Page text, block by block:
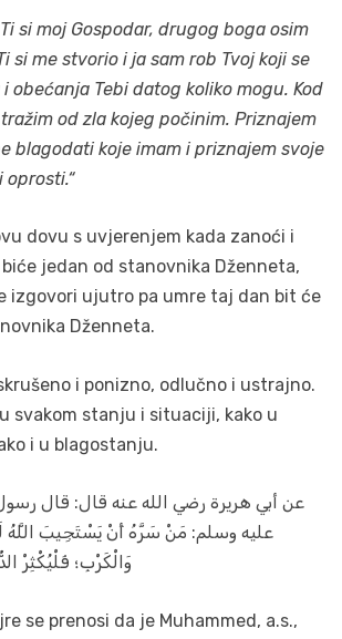
si moj Gospodar, drugog boga osim
si me stvorio i ja sam rob Tvoj koji se
obećanja Tebi datog koliko mogu. Kod
od zla kojeg počinim. Priznajem
blagodati koje imam i priznajem svoje
dovu s uvjerenjem kada zanoći i
jedan od stanovnika Dženneta,
izgovori ujutro pa umre taj dan bit će
Dženneta.
i ponizno, odlučno i ustrajno.
svakom stanju i situaciji, kako u
i u blagostanju.
عن أبي هريرة رضي الله عنه قال: قال
عليه وسلم: مَنْ سَرَّهُ أَنْ يَسْتَجِيبَ اللَّهُ
وَالْكَرْبِ؛ فَلْيُكْثِرْ
se prenosi da je Muhammed, a.s.,